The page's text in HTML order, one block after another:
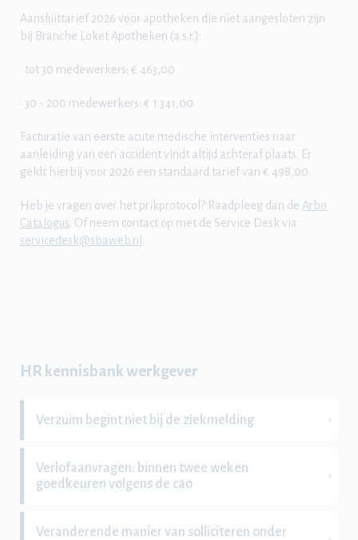
Aansluittarief 2026 voor apotheken die niet aangesloten zijn
bij Branche Loket Apotheken (a.s.r.):
• tot 30 medewerkers: € 463,00
• 30 - 200 medewerkers: € 1.341,00
Facturatie van eerste acute medische interventies naar
aanleiding van een accident vindt altijd achteraf plaats. Er
geldt hierbij voor 2026 een standaard tarief van € 498,00.
Heb je vragen over het prikprotocol? Raadpleeg dan de Arbo
Catalogus. Of neem contact op met de Service Desk via
servicedesk@sbaweb.nl .
HR kennisbank werkgever
Verzuim begint niet bij de ziekmelding
Verlofaanvragen: binnen twee weken
goedkeuren volgens de cao
Veranderende manier van solliciteren onder